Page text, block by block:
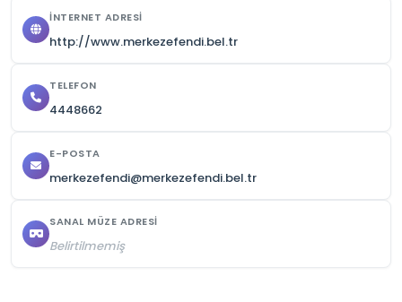
İNTERNET ADRESI
http://www.merkezefendi.bel.tr
TELEFON
4448662
E-POSTA
merkezefendi@merkezefendi.bel.tr
SANAL MÜZE ADRESI
Belirtilmemiş